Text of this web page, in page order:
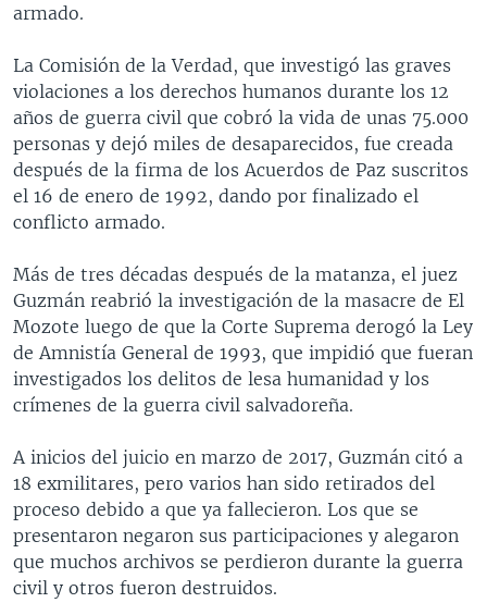
armado.
La Comisión de la Verdad, que investigó las graves
violaciones a los derechos humanos durante los 12
años de guerra civil que cobró la vida de unas 75.000
personas y dejó miles de desaparecidos, fue creada
después de la firma de los Acuerdos de Paz suscritos
el 16 de enero de 1992, dando por finalizado el
conflicto armado.
Más de tres décadas después de la matanza, el juez
Guzmán reabrió la investigación de la masacre de El
Mozote luego de que la Corte Suprema derogó la Ley
de Amnistía General de 1993, que impidió que fueran
investigados los delitos de lesa humanidad y los
crímenes de la guerra civil salvadoreña.
A inicios del juicio en marzo de 2017, Guzmán citó a
18 exmilitares, pero varios han sido retirados del
proceso debido a que ya fallecieron. Los que se
presentaron negaron sus participaciones y alegaron
que muchos archivos se perdieron durante la guerra
civil y otros fueron destruidos.